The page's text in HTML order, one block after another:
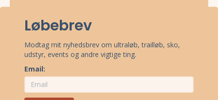
Løbebrev
Modtag mit nyhedsbrev om ultraløb, trailløb, sko,
udstyr, events og andre vigtige ting.
Email: